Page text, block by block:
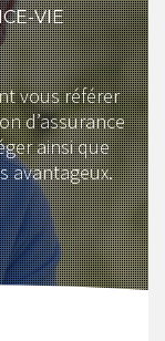
VIE
vous référer
d’assurance
ainsi que
avantageux.